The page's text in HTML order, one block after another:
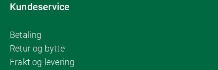
Kundeservice
Betaling
Retur og bytte
Frakt og levering